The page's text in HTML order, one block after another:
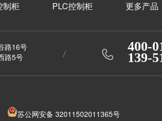
制柜 PLC控制柜 更多产品
路16号
路5号
400-
139-
苏公网安备 32011502011365号